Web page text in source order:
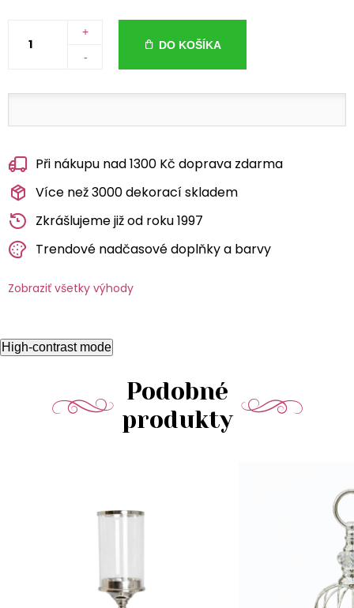
+
-
DO KOŠÍKA
Při nákupu nad 1300 Kč doprava zdarma
Více než 3000 dekorací skladem
Zkrášlujeme již od roku 1997
Trendové nadčasové doplňky a barvy
Zobraziť všetky výhody
High-contrast mode
Podobné
produkty